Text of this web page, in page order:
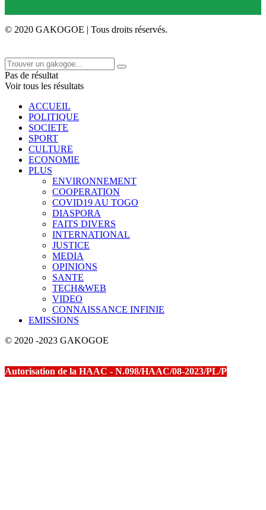
© 2020 GAKOGOE | Tous droits réservés.
Pas de résultat
Voir tous les résultats
ACCUEIL
POLITIQUE
SOCIETE
SPORT
CULTURE
ECONOMIE
PLUS
ENVIRONNEMENT
COOPERATION
COVID19 AU TOGO
DIASPORA
FAITS DIVERS
INTERNATIONAL
JUSTICE
MEDIA
OPINIONS
SANTE
TECH&WEB
VIDEO
CONNAISSANCE INFINIE
EMISSIONS
© 2020 -2023 GAKOGOE
Autorisation de la HAAC - N.098/HAAC/08-2023/PL/P